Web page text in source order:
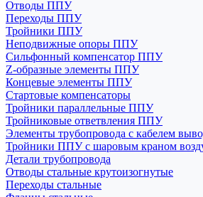
Отводы ППУ
Переходы ППУ
Тройники ППУ
Неподвижные опоры ППУ
Cильфонный компенсатор ППУ
Z-образные элементы ППУ
Концевые элементы ППУ
Стартовые компенсаторы
Тройники параллельные ППУ
Тройниковые ответвления ППУ
Элементы трубопровода с кабелем
Тройники ППУ с шаровым краном
Детали трубопровода
Отводы стальные крутоизогнутые
Переходы стальные